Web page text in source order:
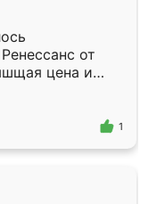
от
цена и
Приехавший
самый
1